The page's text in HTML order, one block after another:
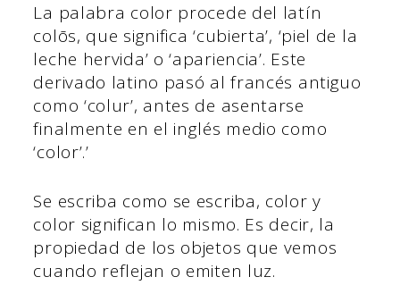
La palabra color procede del latín
colōs, que significa ‘cubierta’, ‘piel de la
leche hervida’ o ‘apariencia’. Este
derivado latino pasó al francés antiguo
como ‘colur’, antes de asentarse
finalmente en el inglés medio como
‘color’.’
Se escriba como se escriba, color y
color significan lo mismo. Es decir, la
propiedad de los objetos que vemos
cuando reflejan o emiten luz.